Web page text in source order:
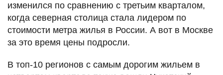
изменился по сравнению с третьим кварталом,
когда северная столица стала лидером по
стоимости метра жилья в России. А вот в Москве
за это время цены подросли.
В топ-10 регионов с самым дорогим жильем в